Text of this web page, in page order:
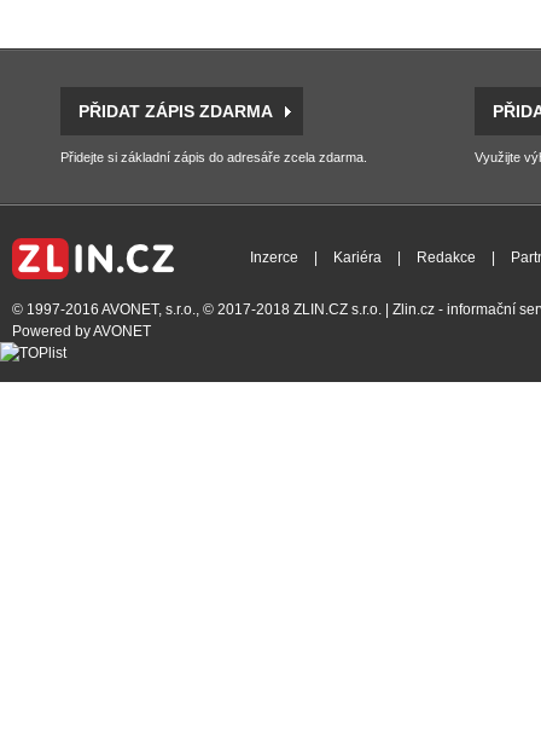
PŘIDAT ZÁPIS ZDARMA
Přidejte si základní zápis do adresáře zcela zdarma. Využijte
Inzerce Kariéra Redakce
© 1997-2016 AVONET, s.r.o., © 2017-2018 ZLIN.CZ s.r.o. | Zlin.cz - informační
Powered byAVONET